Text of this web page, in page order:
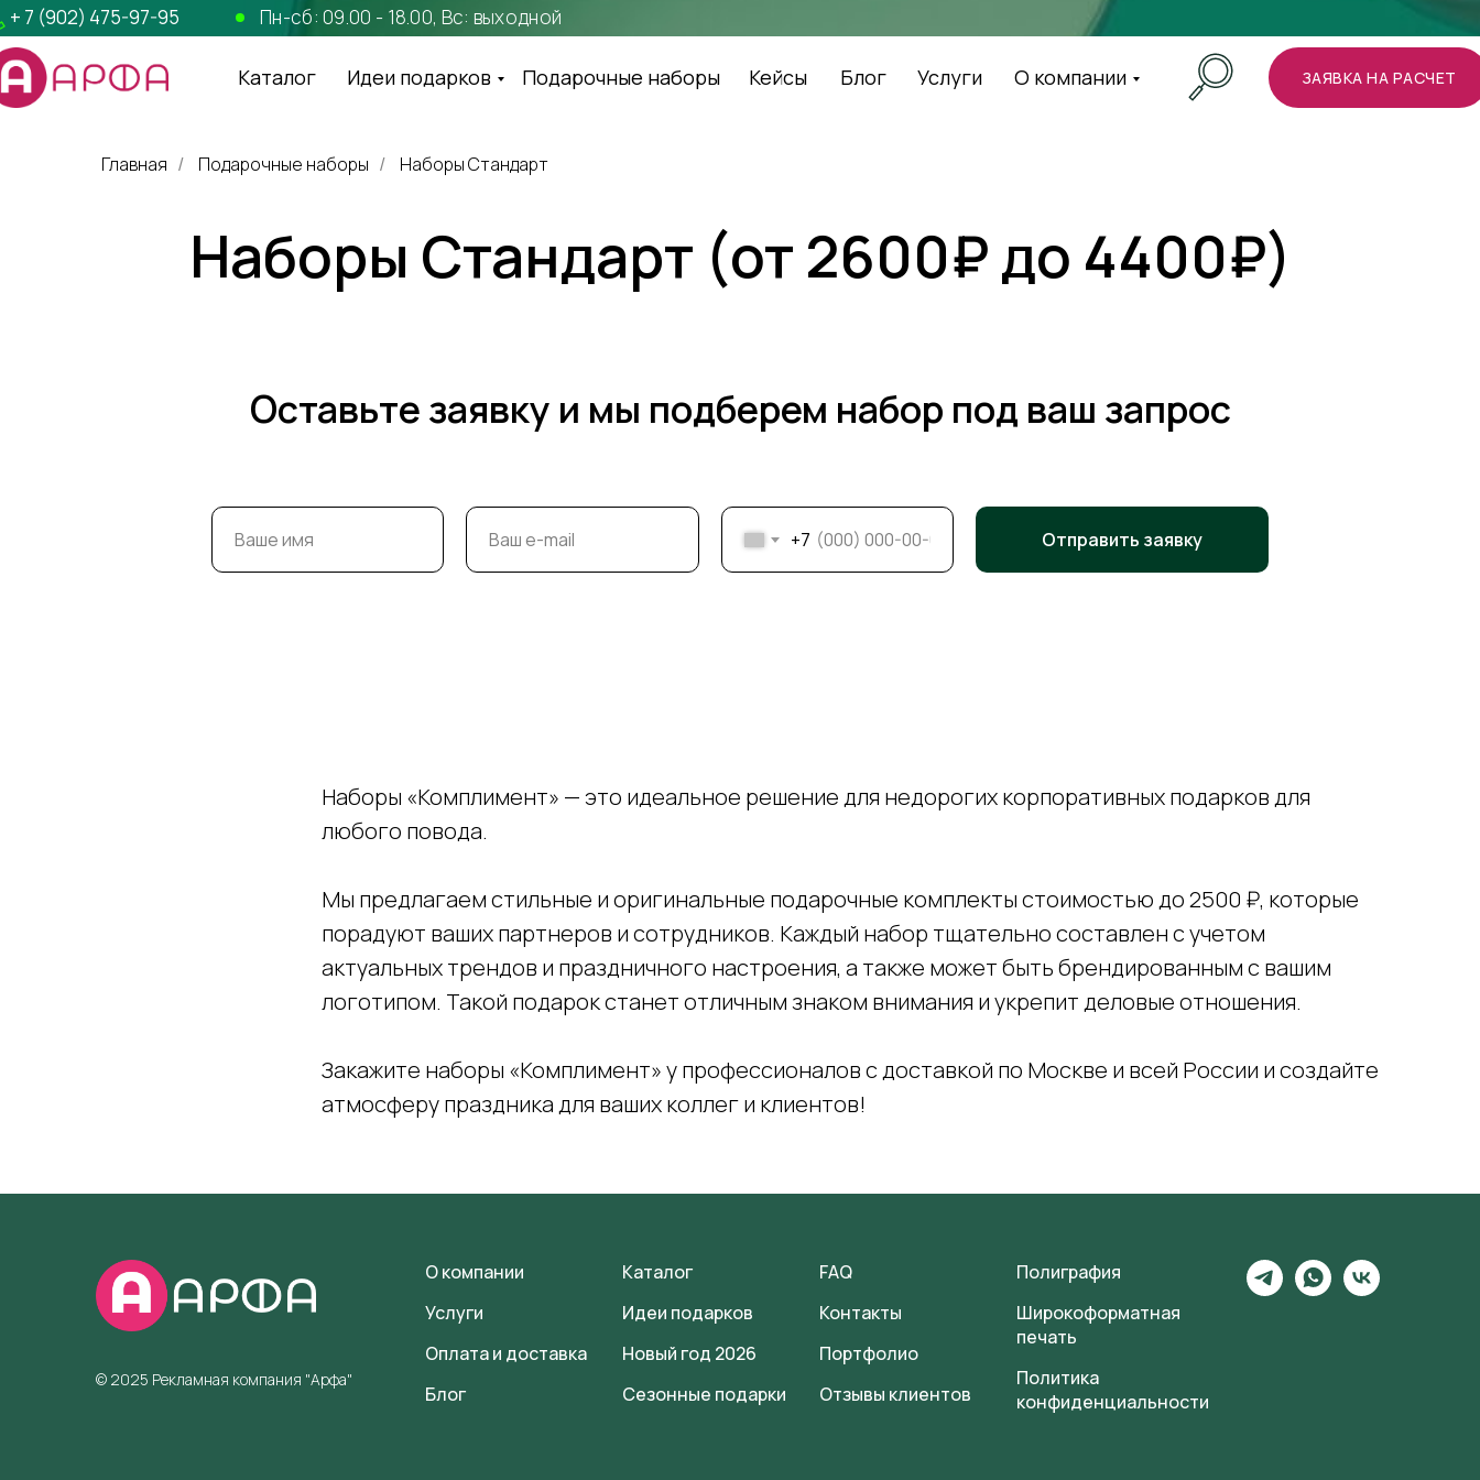
Пн-сб: 09.00 - 18.00, Вс: выходной
Каталог Идеи подарков Подарочные наборы Кейсы Блог Услуги О компании
+ 7 (902) 475-97-95
ЗАЯВКА НА РАСЧЕТ
Главная / Подарочные наборы / Наборы Стандарт
Наборы Стандарт (от 2600₽ до 4400₽)
Оставьте заявку и мы подберем набор под ваш запрос
+7 Отправить заявку
Наборы «Комплимент» — это идеальное решение для недорогих корпоративных подарков для
любого повода.
Мы предлагаем стильные и оригинальные подарочные комплекты стоимостью до 2500 ₽, которые
порадуют ваших партнеров и сотрудников. Каждый набор тщательно составлен с учетом
актуальных трендов и праздничного настроения, а также может быть брендированным с вашим
логотипом. Такой подарок станет отличным знаком внимания и укрепит деловые отношения.
Закажите наборы «Комплимент» у профессионалов с доставкой по Москве и всей России и создайте
атмосферу праздника для ваших коллег и клиентов!
© 2025 Рекламная компания "Арфа"
О компании
Услуги
Оплата и доставка
Блог
Каталог
Идеи подарков
Новый год 2026
Сезонные подарки
FAQ
Контакты
Портфолио
Отзывы клиентов
Полиграфия
Широкоформатная
печать
Политика
конфиденциальности